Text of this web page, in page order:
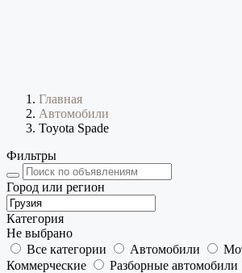
Главная
Автомобили
Toyota Spade
Фильтры
Город или регион
Категория
Не выбрано
Все категории
Автомобили
Коммерческие
Разборные автомобили